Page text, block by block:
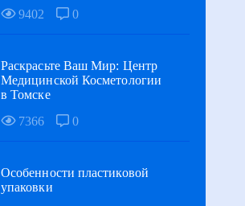
9402
0
Раскрасьте Ваш Мир: Центр
Медицинской Косметологии
в Томске
7366
0
Особенности пластиковой
упаковки